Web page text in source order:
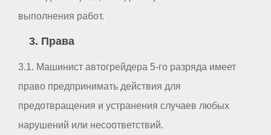
выполнения работ.
3. Права
3.1. Машинист автогрейдера 5-го разряда имеет
право предпринимать действия для
предотвращения и устранения случаев любых
нарушений или несоответствий.